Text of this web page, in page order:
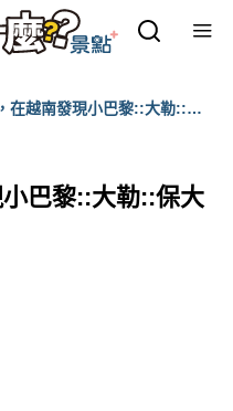
在越南發現小巴黎::大勒::保
巴黎::大勒::保大